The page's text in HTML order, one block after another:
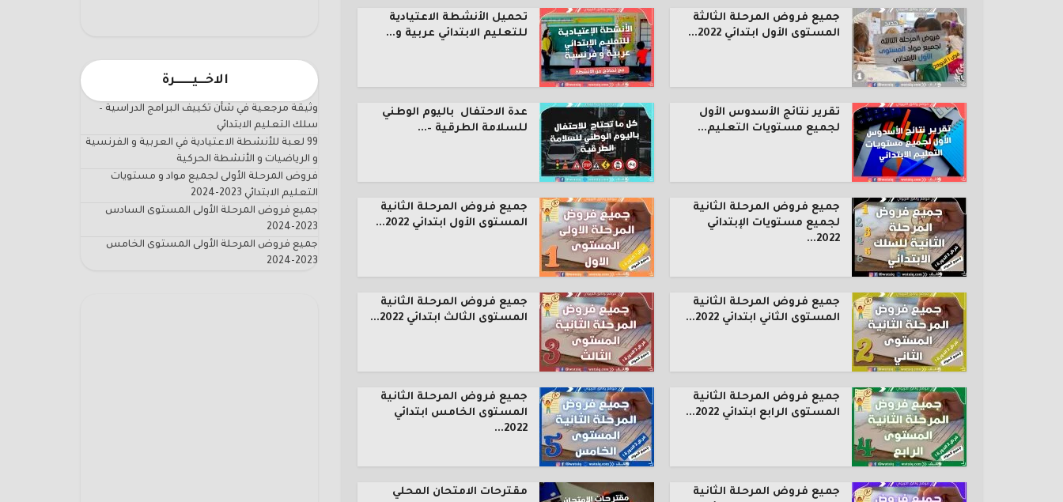
الاخـــيـــــــرة
وثيقة مرجعية في شأن تكييف البرامج الدراسية –
سلك التعليم الابتدائي
99 لعبة للأنشطة الاعتيادية في العربية و الفرنسية
و الرياضيات و الأنشطة الحركية
فروض المرحلة الأولى لجميع مواد و مستويات
التعليم الابتدائي 2023-2024
جميع فروض المرحلة الأولى المستوى السادس
2023-2024
جميع فروض المرحلة الأولى المستوى الخامس
2023-2024
جميع فروض المرحلة الثالثة
المستوى الأول ابتدائي 2022...
تحميل الأنشطة الاعتيادية
للتعليم الابتدائي عربية و...
تقرير نتائج الأسدوس الأول
لجميع مستويات التعليم...
عدة الاحتفال باليوم الوطني
للسلامة الطرقية –...
جميع فروض المرحلة الثانية
لجميع مستويات الإبتدائي
2022...
جميع فروض المرحلة الثانية
المستوى الأول ابتدائي 2022...
جميع فروض المرحلة الثانية
المستوى الثاني ابتدائي 2022...
جميع فروض المرحلة الثانية
المستوى الثالث ابتدائي 2022...
جميع فروض المرحلة الثانية
المستوى الرابع ابتدائي 2022...
جميع فروض المرحلة الثانية
المستوى الخامس ابتدائي
2022...
جميع فروض المرحلة الثانية مقترحات الامتحان المحلي